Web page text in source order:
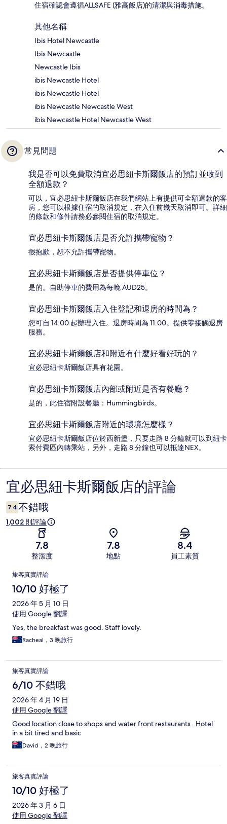
住宿確認會遵循ALLSAFE (雅高飯店)的清潔與消毒措施。
其他名稱
Ibis Hotel Newcastle
Ibis Newcastle
Newcastle Ibis
ibis Newcastle Hotel
ibis Newcastle Hotel
ibis Newcastle Newcastle West
ibis Newcastle Hotel Newcastle West
常見問題
我是否可以免費取消宜必思紐卡斯爾飯店的預訂並收到
全額退款？
可以，宜必思紐卡斯爾飯店在我們網站上有提供可全額退款的客
房，您可以根據住宿的取消規定，在入住前幾天取消即可。詳細
的條款和條件請務必參閱住宿的取消規定。
宜必思紐卡斯爾飯店是否允許攜帶寵物？
很抱歉，恕不允許攜帶寵物。
宜必思紐卡斯爾飯店是否提供停車位？
是的。自助停車的費用為每晚 AUD25。
宜必思紐卡斯爾飯店入住登記和退房的時間為？
您可自 14:00 起辦理入住。退房時間為 11:00。提供零接觸退房
服務。
宜必思紐卡斯爾飯店和附近有什麼好看好玩的？
宜必思紐卡斯爾飯店具有花園。
宜必思紐卡斯爾飯店內部或附近是否有餐廳？
是的，此住宿附設餐廳：Hummingbirds。
宜必思紐卡斯爾飯店附近的環境怎麼樣？
宜必思紐卡斯爾飯店位於西新堡，只要走路 8 分鐘就可以到紐卡
索付費區內轉乘站，另外，走路 8 分鐘也可以抵達NEX。
評
論
宜必思紐卡斯爾飯店的評論
7.4 不錯哦
1,002 則評論
7.8
整潔度
7.8
地點
8.4
員工素質
評
論
旅客真實評論
10/10 好極了
2026 年 5 月 10 日
使用 Google 翻譯
Yes, the breakfast was good. Staff lovely.
Racheal，3 晚旅行
旅客真實評論
6/10 不錯哦
2026 年 4 月 19 日
使用 Google 翻譯
Good location close to shops and water front restaurants . Hotel
in a bit tired and basic
David，2 晚旅行
旅客真實評論
10/10 好極了
2026 年 3 月 6 日
使用 Google 翻譯